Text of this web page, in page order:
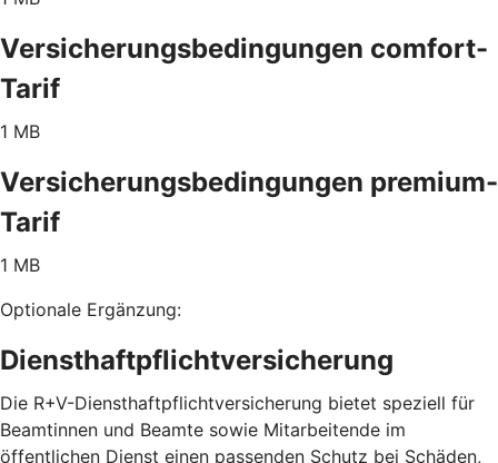
Versicherungsbedingungen comfort-
Tarif
1 MB
Versicherungsbedingungen premium-
Tarif
1 MB
Optionale Ergänzung:
Diensthaftpflichtversicherung
Die R+V-Diensthaftpflichtversicherung bietet speziell für
Beamtinnen und Beamte sowie Mitarbeitende im
öffentlichen Dienst einen passenden Schutz bei Schäden,